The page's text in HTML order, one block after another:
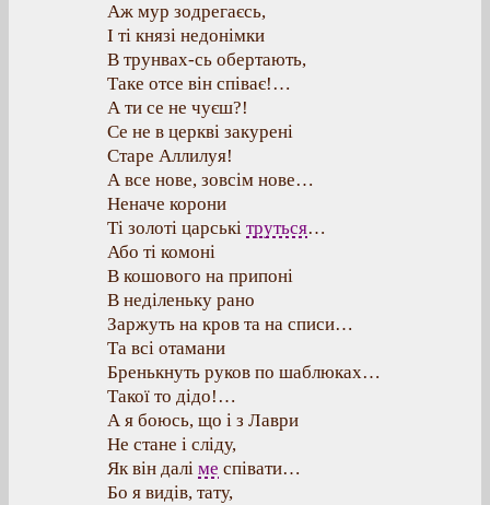
Аж мур зодрегаєсь,
І ті князі недонімки
В трунвах-сь обертають,
Таке отсе він співає!…
А ти се не чуєш?!
Се не в церкві закурені
Старе Аллилуя!
А все нове, зовсім нове…
Неначе корони
Ті золоті царські труться…
Або ті комоні
В кошового на припоні
В неділеньку рано
Заржуть на кров та на списи…
Та всі отамани
Бренькнуть руков по шаблюках…
Такої то дідо!…
А я боюсь, що і з Лаври
Не стане і сліду,
Як він далі ме співати…
Бо я видів, тату,